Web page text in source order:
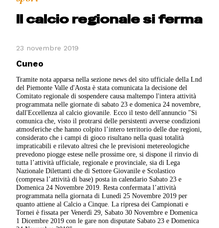
Il calcio regionale si ferma
23 novembre 2019
Cuneo
Tramite nota apparsa nella sezione news del sito ufficiale della Lnd
del Piemonte Valle d'Aosta è stata comunicata la decisione del
Comitato regionale di sospendere causa maltempo l'intera attività
programmata nelle giornate di sabato 23 e domenica 24 novembre,
dall'Eccellenza al calcio giovanile. Ecco il testo dell'annuncio "Si
comunica che, visto il protrarsi delle persistenti avverse condizioni
atmosferiche che hanno colpito l’intero territorio delle due regioni,
considerato che i campi di gioco risultano nella quasi totalità
impraticabili e rilevato altresì che le previsioni metereologiche
prevedono piogge estese nelle prossime ore, si dispone il rinvio di
tutta l’attività ufficiale, regionale e provinciale, sia di Lega
Nazionale Dilettanti che di Settore Giovanile e Scolastico
(compresa l’attività di base) posta in calendario Sabato 23 e
Domenica 24 Novembre 2019. Resta confermata l’attività
programmata nella giornata di Lunedì 25 Novembre 2019 per
quanto attiene al Calcio a Cinque. La ripresa dei Campionati e
Tornei è fissata per Venerdì 29, Sabato 30 Novembre e Domenica
1 Dicembre 2019 con le gare non disputate Sabato 23 e Domenica